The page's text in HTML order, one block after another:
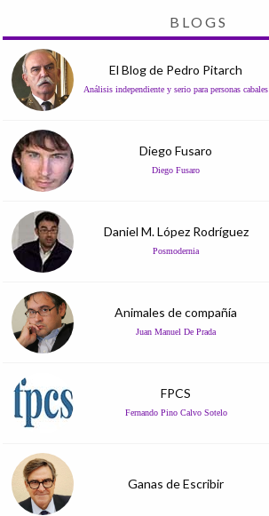
BLOGS
El Blog de Pedro Pitarch
Análisis independiente y serio para personas cabales
Diego Fusaro
Diego Fusaro
Daniel M. López Rodríguez
Posmodernia
Animales de compañía
Juan Manuel De Prada
FPCS
Fernando Pino Calvo Sotelo
Ganas de Escribir